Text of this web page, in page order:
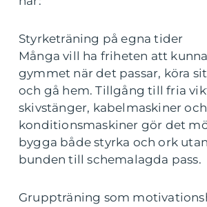
Styrketräning på egna tider
Många vill ha friheten att
gymmet när det passar, köra
och gå hem. Tillgång till fria
skivstänger, kabelmaskiner och
konditionsmaskiner gör det
bygga både styrka och ork
bunden till schemalagda pass.
Gruppträning som